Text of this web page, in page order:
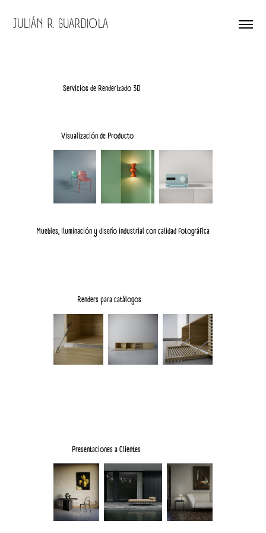
JULIÁN R. GUARDIOLA
Servicios de Renderizado 3D
Visualización de Producto
Muebles, iluminación y diseño industrial con calidad fotográfica
Renders para catálogos
Presentaciones a Clientes